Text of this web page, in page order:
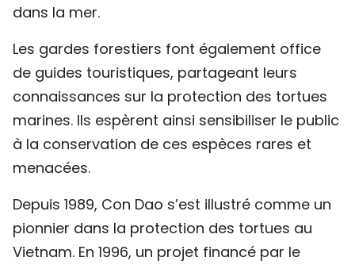
dans la mer.
Les gardes forestiers font également office
de guides touristiques, partageant leurs
connaissances sur la protection des tortues
marines. Ils espèrent ainsi sensibiliser le public
à la conservation de ces espèces rares et
menacées.
Depuis 1989, Con Dao s’est illustré comme un
pionnier dans la protection des tortues au
Vietnam. En 1996, un projet financé par le